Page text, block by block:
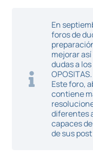
En
foros de
mejorar
dudas a
OPOSITAS.
Este foro,
contiene
diferentes
capaces
de sus